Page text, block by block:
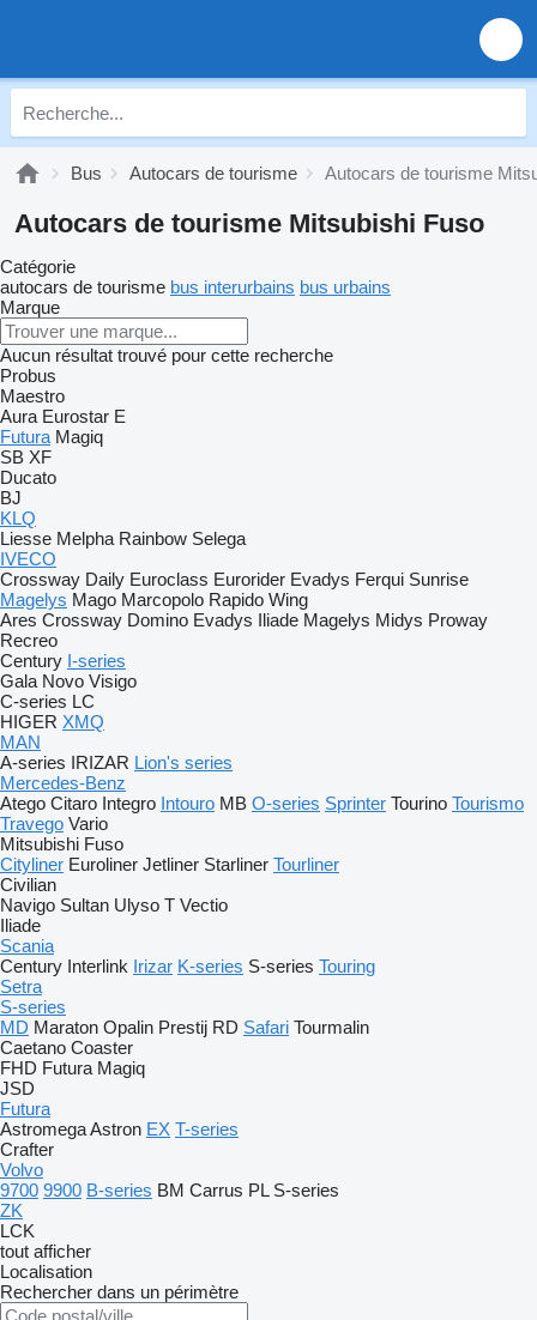
Bus Autocars de tourisme Autocars de tourisme
Autocars de tourisme Mitsubishi Fuso
Catégorie
autocars de tourisme bus interurbains bus urbains
Marque
Aucun résultat trouvé pour cette recherche
Probus
Maestro
Aura Eurostar E
Futura Magiq
SB XF
Ducato
BJ
KLQ
Liesse Melpha Rainbow Selega
IVECO
Crossway Daily Euroclass Eurorider Evadys Ferqui Sunrise
Magelys Mago Marcopolo Rapido Wing
Ares Crossway Domino Evadys Iliade Magelys Midys Proway
Recreo
Century I-series
Gala Novo Visigo
C-series LC
HIGER XMQ
MAN
A-series IRIZAR Lion's series
Mercedes-Benz
Atego Citaro Integro Intouro MB O-series Sprinter Tourino Tourismo
Travego Vario
Mitsubishi Fuso
Cityliner Euroliner Jetliner Starliner Tourliner
Civilian
Navigo Sultan Ulyso T Vectio
Iliade
Scania
Century Interlink Irizar K-series S-series Touring
Setra
S-series
MD Maraton Opalin Prestij RD Safari Tourmalin
Caetano Coaster
FHD Futura Magiq
JSD
Futura
AstromegaAstron EX T-series
Crafter
Volvo
9700 9900 B-series BM Carrus PL S-series
ZK
LCK
tout afficher
Localisation
Rechercher dans un périmètre